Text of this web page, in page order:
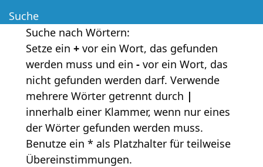
Suche
Suche nach Wörtern:
Setze ein + vor ein Wort, das gefunden
werden muss und ein - vor ein Wort, das
nicht gefunden werden darf. Verwende
mehrere Wörter getrennt durch |
innerhalb einer Klammer, wenn nur eines
der Wörter gefunden werden muss.
Benutze ein * als Platzhalter für teilweise
Übereinstimmungen.